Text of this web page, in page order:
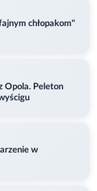
chłopakom"
Opola. Peleton
w